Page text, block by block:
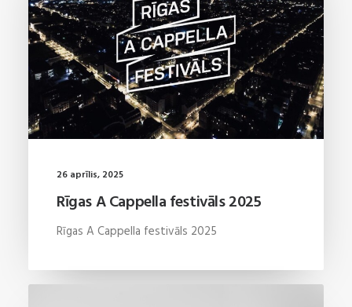
26 aprīlis, 2025
Rīgas A Cappella festivāls 2025
Rīgas A Cappella festivāls 2025